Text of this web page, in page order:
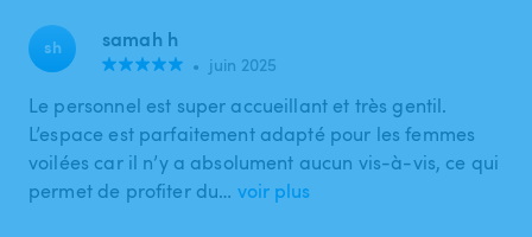
sh samah h
• juin 2025
Le personnel est super accueillant et très gentil.
L’espace est parfaitement adapté pour les femmes
voilées car il n’y a absolument aucun vis-à-vis, ce qui
permet de profiter du… voir plus